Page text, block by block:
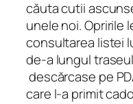
căuta cutii
unele noi. Opririle
consultarea listei
de-a lungul
descărcase pe
care l‑a primit